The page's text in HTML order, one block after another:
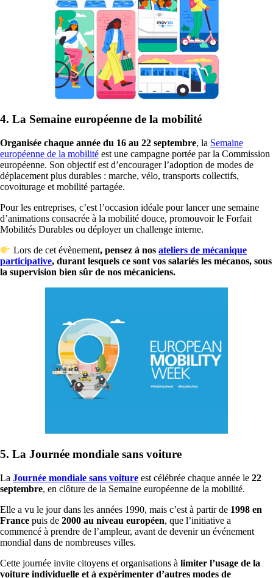
4. La Semaine européenne de la mobilité
Organisée chaque année du 16 au 22 septembre, la Semaine
européenne de la mobilité est une campagne portée par la Commission
européenne. Son objectif est d’encourager l’adoption de modes de
déplacement plus durables : marche, vélo, transports collectifs,
covoiturage et mobilité partagée.
Pour les entreprises, c’est l’occasion idéale pour lancer une semaine
d’animations consacrée à la mobilité douce, promouvoir le Forfait
Mobilités Durables ou déployer un challenge interne.
Lors de cet évènement, pensez à nosateliers de mécanique
participative, durant lesquels ce sont vos salariés les mécanos, sous
la supervision bien sûr de nos mécaniciens.
5. La Journée mondiale sans voiture
La Journée mondiale sans voiture est célébrée chaque année le 22
septembre, en clôture de la Semaine européenne de la mobilité.
Elle a vu le jour dans les années 1990, mais c’est à partir de 1998 en
France puis de 2000 au niveau européen, que l’initiative a
commencé à prendre de l’ampleur, avant de devenir un événement
mondial dans de nombreuses villes.
Cette journée invite citoyens et organisations à limiter l’usage de la
voiture individuelle et à expérimenter d’autres modes de